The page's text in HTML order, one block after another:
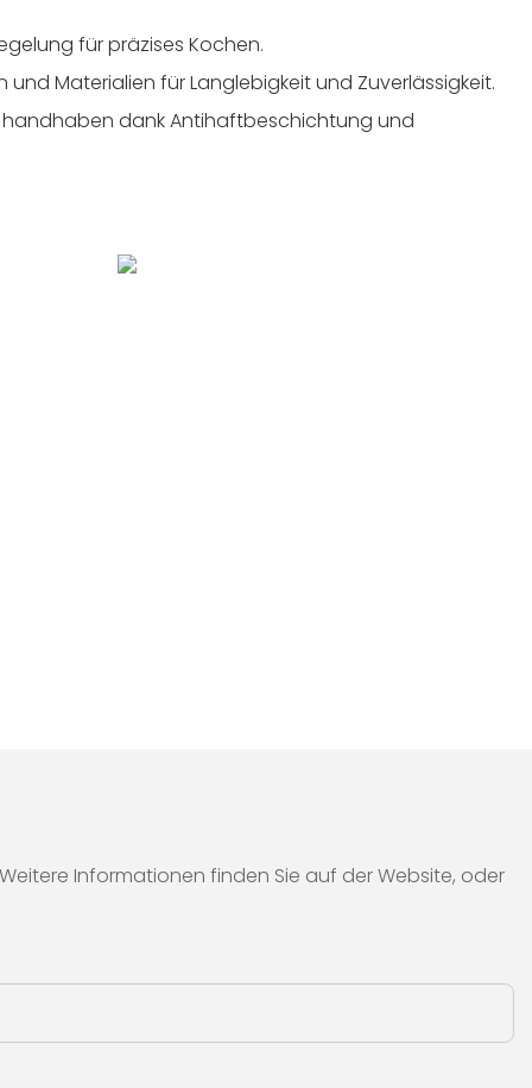
für präzises Kochen.
Materialien für Langlebigkeit und Zuverlässigkeit.
handhaben dank Antihaftbeschichtung und
Informationen finden Sie auf der Website, oder